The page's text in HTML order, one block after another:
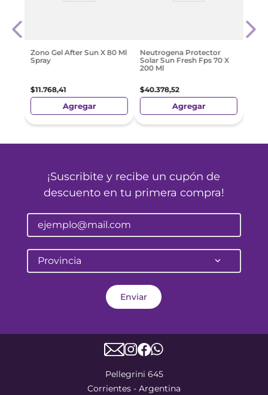
Zono Gel After Sun X 80 Ml
Spray
$11.768,41
Agregar
Neutrogena Protector
Solar Sun Fresh Fps 70 X
200 Ml
$40.378,52
Agregar
¡Suscribite y recibe un cupón de
descuento en tu primera compra!
Provincia
Enviar
Pellegrini 645
Corrientes - Argentina